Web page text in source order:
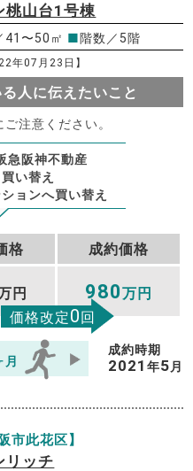
桃山台1号棟
41〜50㎡ ■階数／5階
年07月23日】
人に伝えたいこと
注意ください。
急阪神不動産
い替え
ョンへ買い替え
格 成約価格
円 980万円
価格改定0回
月
成約時期
2021 年5 月
市此花区】
リッチ